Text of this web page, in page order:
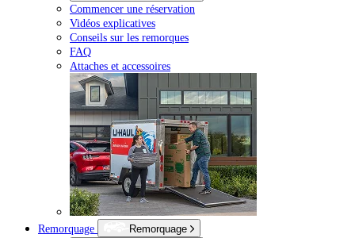
Commencer une réservation
Vidéos explicatives
Conseils sur les remorques
FAQ
Attaches et accessoires
Remorquage
Remorquage